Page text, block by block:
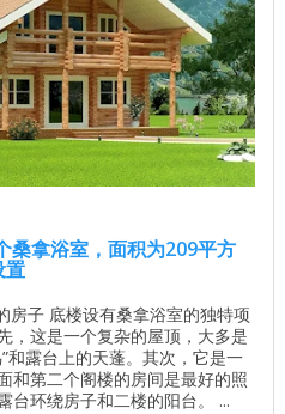
桑拿浴室，面积为209平方
置
房子 底楼设有桑拿浴室的独特项
，这是一个复杂的屋顶，大多是
和露台上的天蓬。其次，它是一
和第二个阁楼的房间是最好的照
台环绕房子和二楼的阳台。 ...